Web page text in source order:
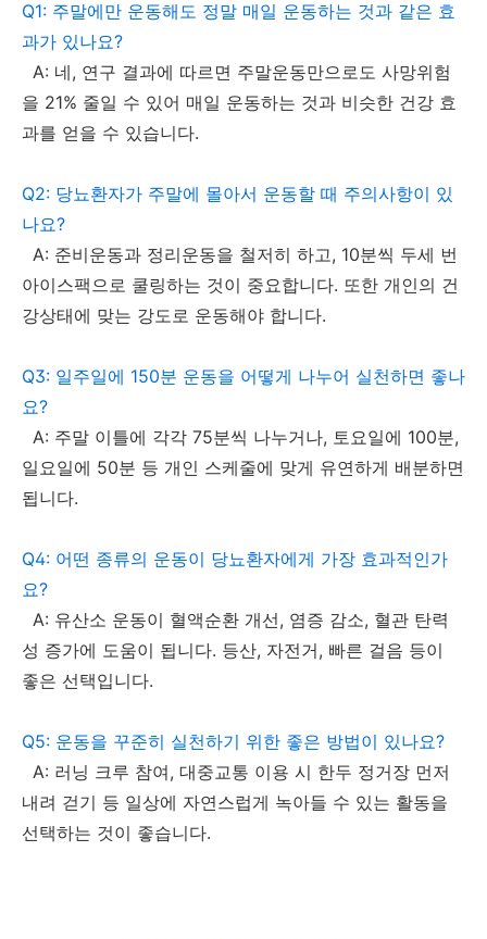
Q1: 주말에만 운동해도 정말 매일 운동하는 것과 같은 효
과가 있나요?
A: 네, 연구 결과에 따르면 주말운동만으로도 사망위험
을 21% 줄일 수 있어 매일 운동하는 것과 비슷한 건강 효
과를 얻을 수 있습니다.
Q2: 당뇨환자가 주말에 몰아서 운동할 때 주의사항이 있
나요?
A: 준비운동과 정리운동을 철저히 하고, 10분씩 두세 번
아이스팩으로 쿨링하는 것이 중요합니다. 또한 개인의 건
강상태에 맞는 강도로 운동해야 합니다.
Q3: 일주일에 150분 운동을 어떻게 나누어 실천하면 좋나
요?
A: 주말 이틀에 각각 75분씩 나누거나, 토요일에 100분,
일요일에 50분 등 개인 스케줄에 맞게 유연하게 배분하면
됩니다.
Q4: 어떤 종류의 운동이 당뇨환자에게 가장 효과적인가
요?
A: 유산소 운동이 혈액순환 개선, 염증 감소, 혈관 탄력
성 증가에 도움이 됩니다. 등산, 자전거, 빠른 걸음 등이
좋은 선택입니다.
Q5: 운동을 꾸준히 실천하기 위한 좋은 방법이 있나요?
A: 러닝 크루 참여, 대중교통 이용 시 한두 정거장 먼저
내려 걷기 등 일상에 자연스럽게 녹아들 수 있는 활동을
선택하는 것이 좋습니다.